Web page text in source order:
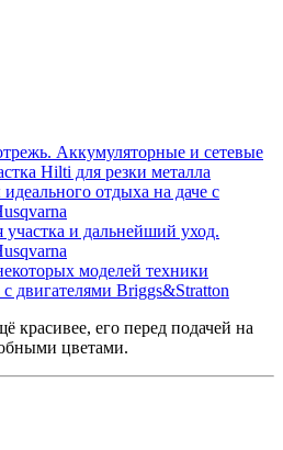
Аккумуляторные и сетевые
Hilti для резки металла
отдыха на даче с
и дальнейший уход.
моделей техники
двигателями Briggs&Stratton
красивее, его перед подачей на
цветами.